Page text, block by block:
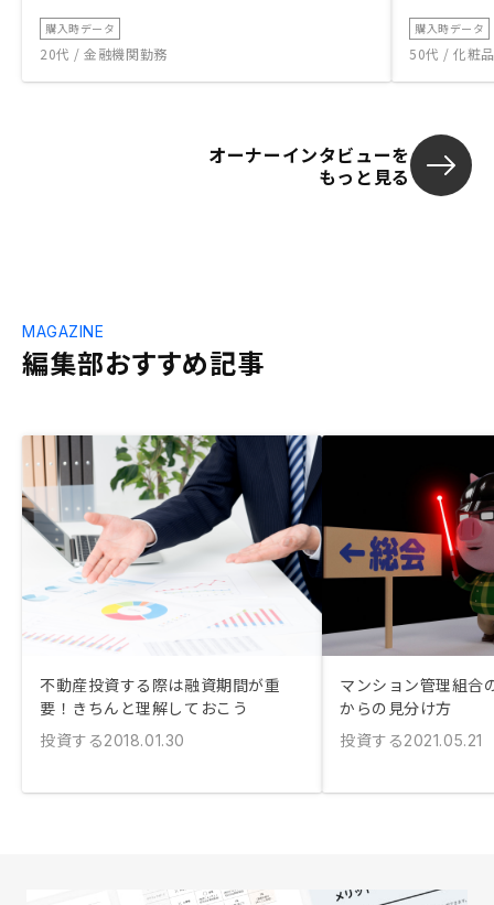
購入時データ
20代 / 金融機関勤務
購入時データ
50代 / 化粧
オーナーインタビューを
もっと見る
編集部おすすめ記事
MAGAZINE
不動産投資する際は融資期間が重
要！きちんと理解しておこう
投資する2018.01.30
マンション管理組合
からの見分け方
投資する2021.05.21